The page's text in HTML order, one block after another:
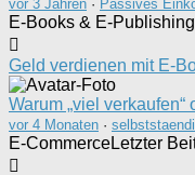
vor 3 Jahren · Passives
E-Books & E-Publishing
Geld verdienen mit E-
Warum „viel verkaufen“
vor 4 Monaten ·
E-CommerceLetzter